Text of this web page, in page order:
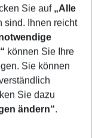
Sie auf „Alle
sind. Ihnen reicht
können Sie Ihre
Sie können
Sie dazu
ändern“.